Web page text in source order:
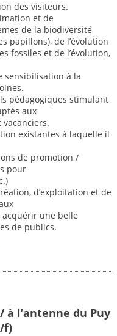
des visiteurs.
et de
de la biodiversité
papillons), de l’évolution
fossiles et de l’évolution,
sensibilisation à la
pédagogiques stimulant
aux
existantes à laquelle il
de promotion /
pour
d’exploitation et de
acquérir une belle
de publics.
à l’antenne du Puy
f)